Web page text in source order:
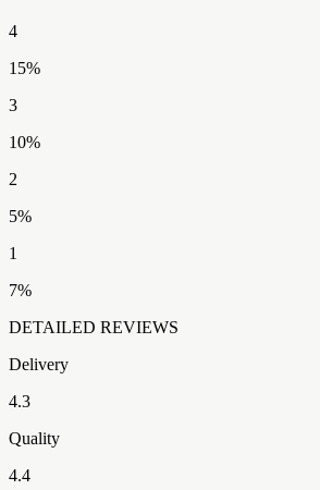
4
15%
3
10%
2
5%
1
7%
DETAILED REVIEWS
Delivery
4.3
Quality
4.4